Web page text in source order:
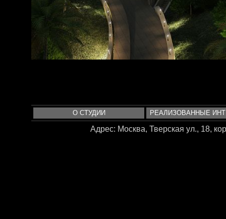
О СТУДИИ РЕАЛИЗОВАННЫЕ
Адрес: Москва, Тверская ул., 18,